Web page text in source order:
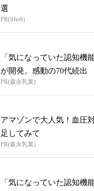
選
PR(iHerb)
「気になっていた認知機
が開発。感動の70代続出
PR(森永乳業)
アマゾンで大人気！血圧
足してみて
PR(森永乳業)
「気になっていた認知機